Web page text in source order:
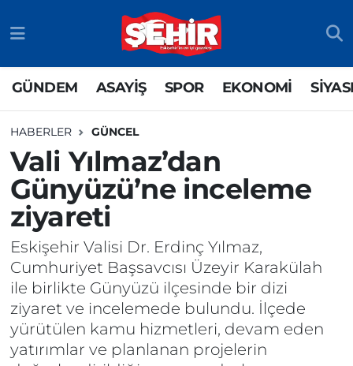
GÜNDEM ASAYİŞ SPOR EKONOMİ
HABERLER GÜNCEL
Vali Yılmaz’dan
Günyüzü’ne inceleme
ziyareti
Eskişehir Valisi Dr. Erdinç Yılmaz,
Cumhuriyet Başsavcısı Üzeyir Karakülah
ile birlikte Günyüzü ilçesinde bir dizi
ziyaret ve incelemede bulundu. İlçede
yürütülen kamu hizmetleri, devam eden
yatırımlar ve planlanan projelerin
SPOR
EKONOMİ
SİYASET
RESMİ İLAN
SİYASET
SPOR
EKONOMİ
EĞİTİM
SAĞLIK
TEKNOLOJİ
Odunpazarı Nöbetçi Eczaneler
Odunpazarı Hava Durumu
Odunpazarı Trafik Yoğunluk Haritası
TFF 3.Lig 4.Grup Puan Durumu ve Fikstür
Tüm Manşetler
Son Dakika Haberleri
Haber Arşivi